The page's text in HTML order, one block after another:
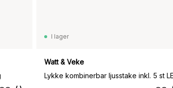
I lager
Watt & Veke